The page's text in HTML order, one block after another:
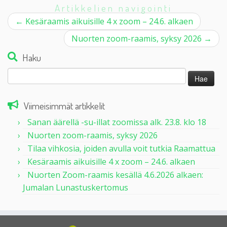
Artikkelien navigointi
← Kesäraamis aikuisille 4 x zoom – 24.6. alkaen
Nuorten zoom-raamis, syksy 2026 →
Haku
Haku:
Viimeisimmät artikkelit
Sanan äärellä -su-illat zoomissa alk. 23.8. klo 18
Nuorten zoom-raamis, syksy 2026
Tilaa vihkosia, joiden avulla voit tutkia Raamattua
Kesäraamis aikuisille 4 x zoom – 24.6. alkaen
Nuorten Zoom-raamis kesällä 4.6.2026 alkaen:
Jumalan Lunastuskertomus